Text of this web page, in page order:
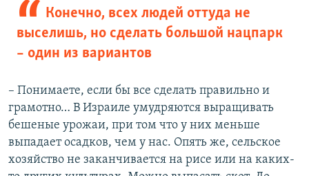
Конечно, всех людей оттуда не
выселишь, но сделать большой нацпарк
– один из вариантов
– Понимаете, если бы все сделать правильно и
грамотно… В Израиле умудряются выращивать
бешеные урожаи, при том что у них меньше
выпадает осадков, чем у нас. Опять же, сельское
хозяйство не заканчивается на рисе или на каких-